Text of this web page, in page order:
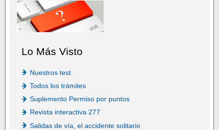
Lo Más Visto
Nuestros test
Todos los trámites
Suplemento Permiso por puntos
Revista interactiva 277
Salidas de vía, el accidente solitario